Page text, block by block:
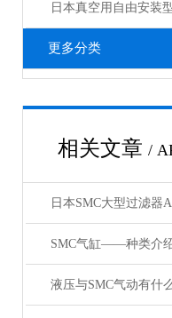
日本真空用自由安装
更多分类
相关文章 /
液压与SMC气动有什